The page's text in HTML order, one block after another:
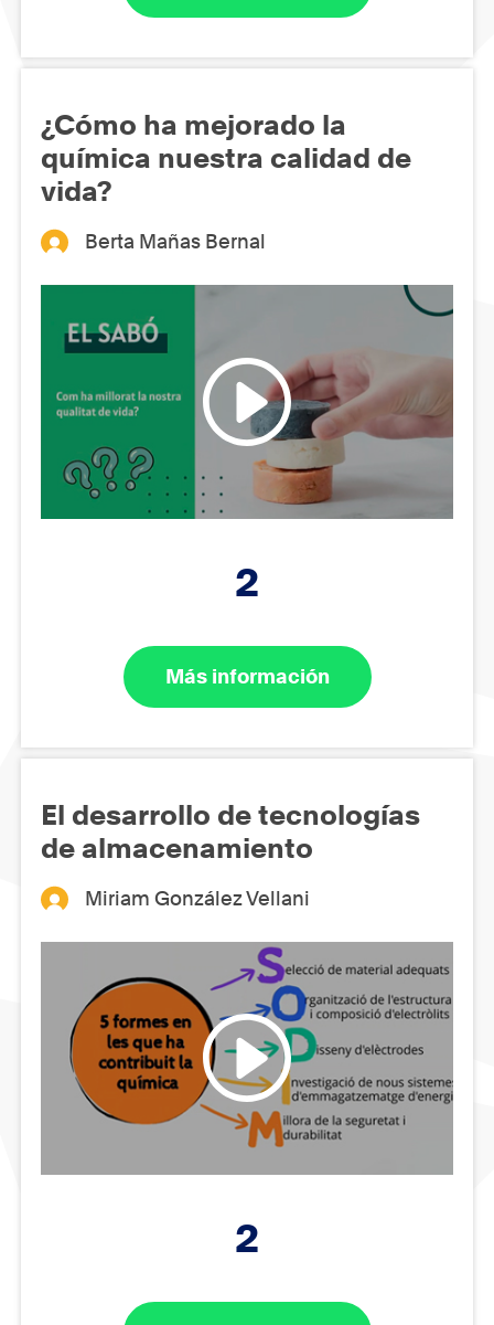
¿Cómo ha mejorado la
química nuestra calidad de
vida?
Berta Mañas Bernal
2
Más información
El desarrollo de tecnologías
de almacenamiento
Miriam González Vellani
2